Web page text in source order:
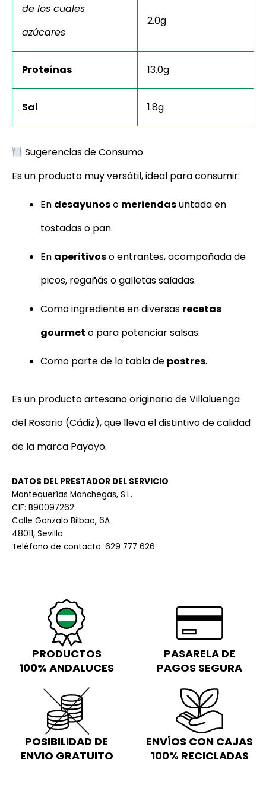
de los cuales
azúcares
2.0g
Proteínas 13.0g
Sal 1.8g
Sugerencias de Consumo
Es un producto muy versátil, ideal para consumir:
En desayunoso meriendasuntada en
tostadas o pan.
En aperitivoso entrantes, acompañada de
picos, regañás o galletas saladas.
Como ingrediente en diversas recetas
gourmet o para potenciar salsas.
Como parte de la tabla de postres.
Es un producto artesano originario de Villaluenga
del Rosario (Cádiz), que lleva el distintivo de calidad
de la marca Payoyo.
DATOS DEL PRESTADOR DEL SERVICIO
Mantequerías Manchegas, S.L.
CIF: B90097262
Calle Gonzalo Bilbao, 6A
48011, Sevilla
Teléfono de contacto: 629 777 626
PRODUCTOS
100% ANDALUCES
PASARELA DE
PAGOS SEGURA
POSIBILIDAD DE
ENVIO GRATUITO
ENVÍOS CON CAJAS
100% RECICLADAS